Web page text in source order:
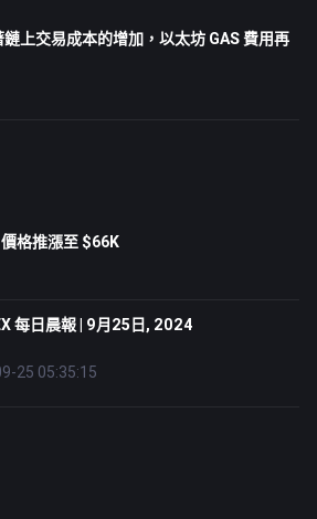
鏈上交易成本的增加，以太坊 GAS 費用再
格推漲至 $66K
每日晨報 | 9月25日, 2024
25 05:35:15